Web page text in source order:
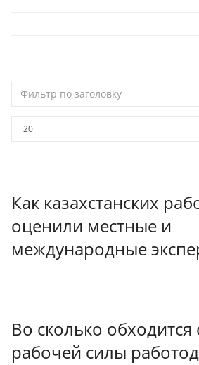
по
Как казахстанских
оценили местные и
международные
Во сколько
рабочей силы